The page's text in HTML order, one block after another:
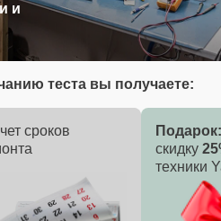
и
теста вы получаете:
сроков
Подарок:
скидку
техники